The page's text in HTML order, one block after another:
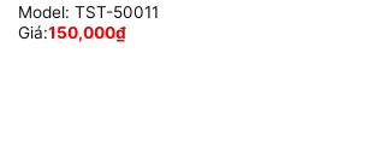
Model: TST-50011
Giá:150,000₫